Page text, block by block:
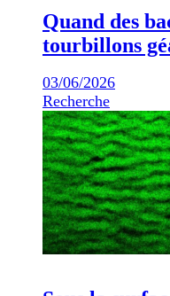
Quand des
tourbillons
03/06/2026
Recherche